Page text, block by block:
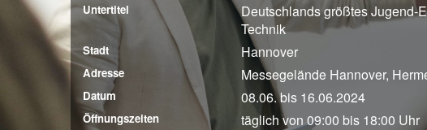
Untertitel
Deutschlands größtes Jugend-
Technik
Stadt Hannover
Adresse Messegelände Hannover,
Datum 08.06. bis 16.06.2024
Öffnungszeiten täglich von 09:00 bis 18:00 Uhr